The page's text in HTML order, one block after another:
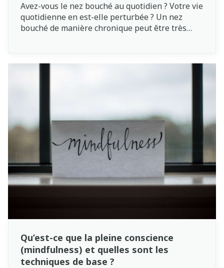
Avez-vous le nez bouché au quotidien ? Votre vie
quotidienne en est-elle perturbée ? Un nez
bouché de manière chronique peut être très
vulnérable aux rhumes fréquents et aux
Qu’est-ce que la pleine conscience
(mindfulness) et quelles sont les
techniques de base ?